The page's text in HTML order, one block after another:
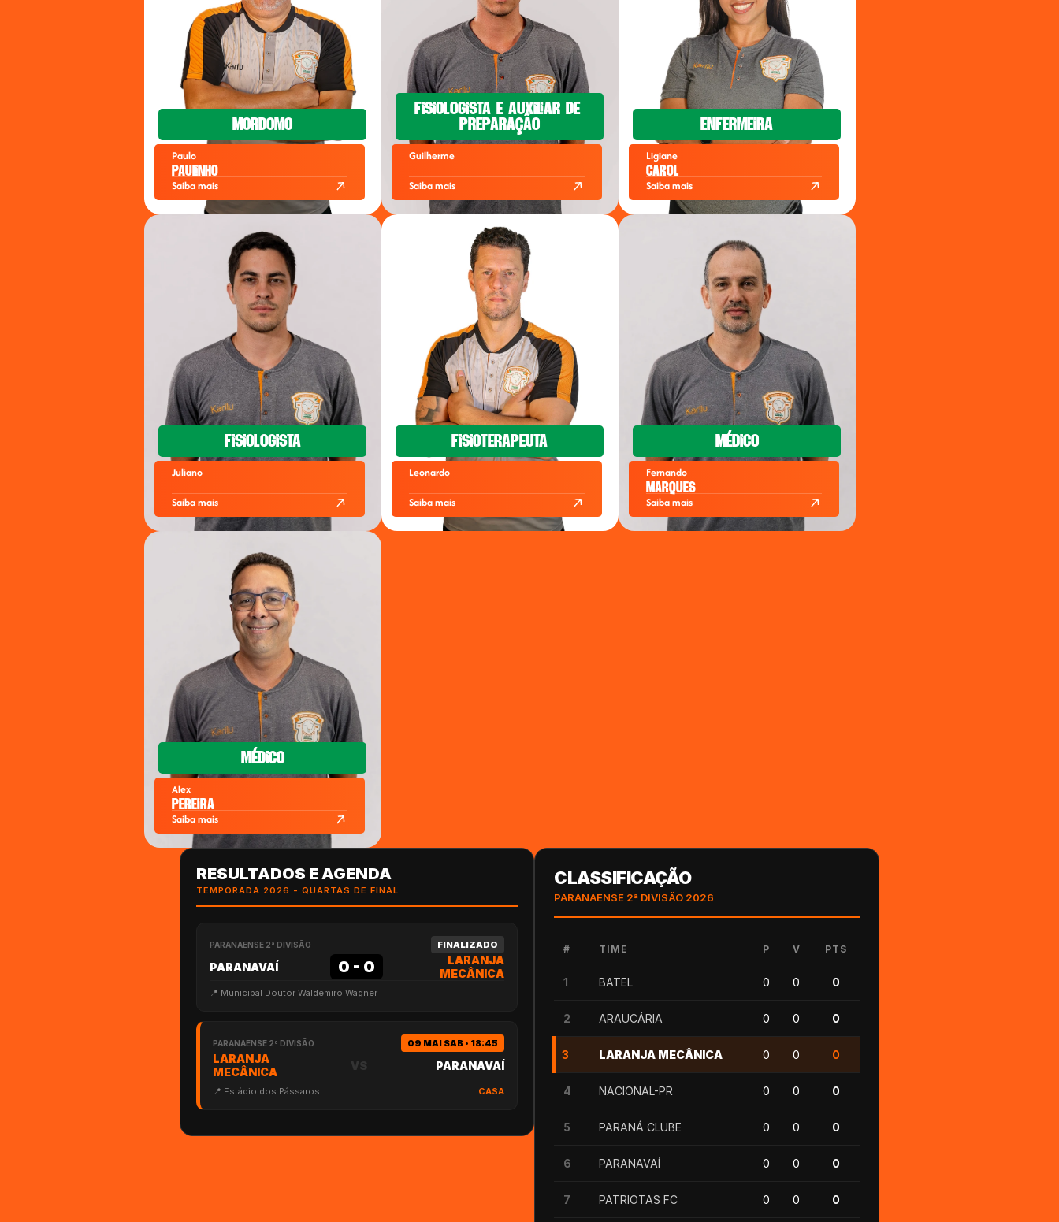
Mordomo
Paulo
Paulinho
Saiba mais
Fisiologista e auxiliar de
preparação
Guilherme
Saiba mais
EnfermEira
Ligiane
Carol
Saiba mais
Fisiologista
Juliano
Saiba mais
Fisioterapeuta
Leonardo
Saiba mais
Médico
Fernando
Marques
Saiba mais
Médico
Alex
Pereira
Saiba mais
RESULTADOS E AGENDA
TEMPORADA 2026 - QUARTAS DE FINAL
PARANAENSE 2ª DIVISÃO FINALIZADO
PARANAVAÍ 0 - 0
LARANJA
MECÂNICA
📍 Municipal Doutor Waldemiro Wagner
PARANAENSE 2ª DIVISÃO 09 MAI SAB • 18:45
LARANJA
MECÂNICA
VS PARANAVAÍ
📍 Estádio dos Pássaros CASA
CLASSIFICAÇÃO
PARANAENSE 2ª DIVISÃO 2026
# TIME P V PTS
1 BATEL 0 0 0
2 ARAUCÁRIA 0 0 0
3 LARANJA MECÂNICA 0 0 0
4 NACIONAL-PR 0 0 0
5 PARANÁ CLUBE 0 0 0
6 PARANAVAÍ 0 0 0
7 PATRIOTAS FC 0 0 0